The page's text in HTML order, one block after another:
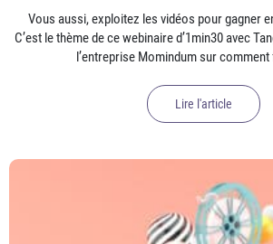
Vous aussi, exploitez les vidéos pour gagner
C’est le thème de ce webinaire d’1min30 avec
l’entreprise Momindum sur
Lire l'article